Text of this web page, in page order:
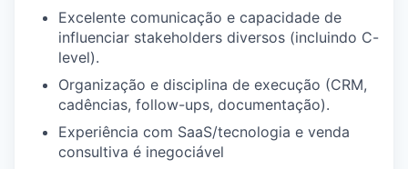
Excelente comunicação e capacidade de
influenciar stakeholders diversos (incluindo C-
level).
Organização e disciplina de execução (CRM,
cadências, follow-ups, documentação).
Experiência com SaaS/tecnologia e venda
consultiva é inegociável